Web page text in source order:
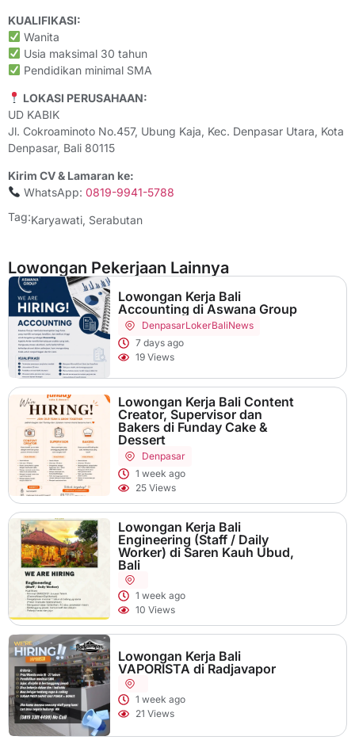
KUALIFIKASI:
Wanita
Usia maksimal 30 tahun
Pendidikan minimal SMA
LOKASI PERUSAHAAN:
UD KABIK
Jl. Cokroaminoto No.457, Ubung Kaja, Kec. Denpasar Utara, Kota
Denpasar, Bali 80115
Kirim CV & Lamaran ke:
WhatsApp: 0819-9941-5788
Tag:Karyawati, Serabutan
Lowongan Pekerjaan Lainnya
Lowongan Kerja Bali
Accounting di Aswana Group
DenpasarLokerBaliNews
7 days ago
19 Views
Lowongan Kerja Bali Content
Creator, Supervisor dan
Bakers di Funday Cake &
Dessert
Denpasar
1 week ago
25 Views
Lowongan Kerja Bali
Engineering (Staff / Daily
Worker) di Saren Kauh Ubud,
Bali
1 week ago
10 Views
Lowongan Kerja Bali
VAPORISTA di Radjavapor
1 week ago
21 Views